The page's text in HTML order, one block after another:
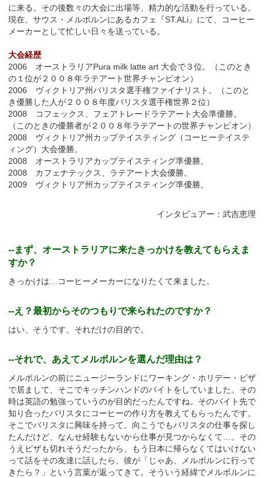
に来る。その後数々の大会に出場等、精力的な活動を行っている。
現在、サウス・メルボルンにあるカフェ『ST.ALi』にて、コーヒー
メーカーとして忙しい日々を送っている。
大会経歴
2006 オーストラリアPura milk latte art 大会で３位。（このとき
の１位が２００８年ラテアート世界チャンピオン）
2006 ヴィクトリア州バリスタ選手権ファイナリスト。（このと
き優勝した人が２００８年度バリスタ選手権世界２位）
2008 コフェックス、フェアトレードラテアート大会準優勝。
（このときの優勝者が２００８年ラテアートの世界チャンピオン）
2008 ヴィクトリア州カップテイスティング（コーヒーテイステ
ィング）大会優勝。
2008 オーストラリアカップテイスティング準優勝。
2008 カフェナテックス、ラテアート大会優勝。
2009 ヴィクトリア州カップテイスティング準優勝。
インタビュアー：武吉恵理
--まず、オーストラリアに来たきっかけを教えてもらえま
すか？
きっかけは…コーヒーメーカーになりたくて来ました。
--え？最初からそのつもりで来られたのですか？
はい、そうです。それだけの目的で。
--それで、あえてメルボルンを選んだ理由は？
メルボルンの前にニュージーランドにワーキング・ホリデー・ビザ
で居まして、そこでキッチンハンドのバイトをしていました。その
時は英語の勉強っていうのが目的だったんですね。そのバイト先で
知り合ったバリスタにコーヒーの作り方を教えてもらったんです。
そこでバリスタに興味を持って。向こうでもバリスタの仕事を探し
たんだけど、なんせ経験もないから仕事が見つからなくて…。その
うえビザも切れそうだったから、もう日本に帰らなくてはいけない
って話をその友達に話したら、彼が「じゃあ、メルボルンに行って
きたら？」という言葉が返ってきて。そういう経緯でメルボルンに